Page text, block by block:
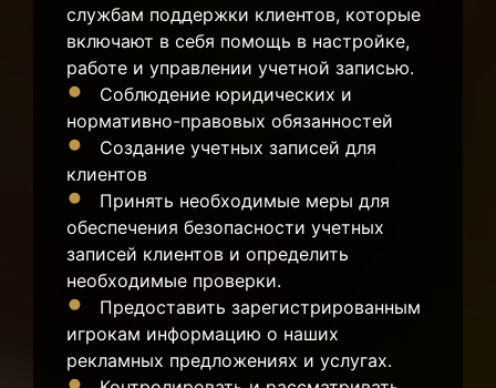
службам поддержки клиентов, которые
включают в себя помощь в настройке,
работе и управлении учетной записью.
Соблюдение юридических и
нормативно-правовых обязанностей
Создание учетных записей для
клиентов
Принять необходимые меры для
обеспечения безопасности учетных
записей клиентов и определить
необходимые проверки.
Предоставить зарегистрированным
игрокам информацию о наших
рекламных предложениях и услугах.